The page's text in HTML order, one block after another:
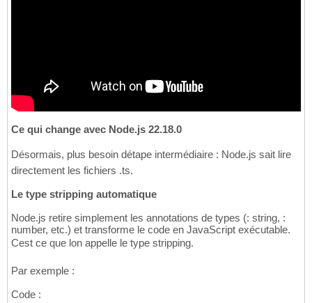
Ce qui change avec Node.js 22.18.0
Désormais, plus besoin détape intermédiaire : Node.js sait lire
directement les fichiers .ts.
Le type stripping automatique
Node.js retire simplement les annotations de types (: string, :
number, etc.) et transforme le code en JavaScript exécutable.
Cest ce que lon appelle le type stripping.
Par exemple :
Code :